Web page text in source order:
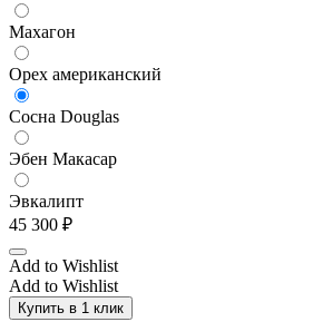
Махагон
Орех американский
Сосна Douglas
Эбен Макасар
Эвкалипт
45 300 ₽
Add to Wishlist
Add to Wishlist
Купить в 1 клик